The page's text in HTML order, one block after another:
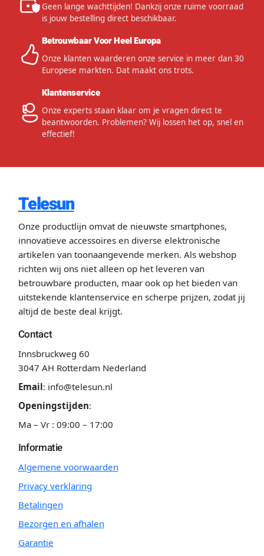
Geen lange wachttijden! Dankzij onze ruime voorraad
is jouw bestelling direct beschikbaar.
Betrouwbaar Voor Heel Europa
Onze klanten waarderen onze service in meer dan 30
Europese markten. Dat maakt ons trots.
Klantenservice
Onze experts staan klaar om je vragen direct te
beantwoorden. Problemen? Wij lossen het op, snel en
effectief!
Telesun
Onze productlijn omvat de nieuwste smartphones,
innovatieve accessoires en diverse elektronische
artikelen van toonaangevende merken. Als webshop
richten wij ons niet alleen op het leveren van
betrouwbare producten, maar ook op het bieden van
uitstekende klantenservice en scherpe prijzen, zodat jij
altijd de beste deal krijgt.
Contact
Innsbruckweg 60
3047 AH Rotterdam Nederland
Email: info@telesun.nl
Openingstijden:
Ma – Vr : 09:00 – 17:00
Informatie
Algemene voorwaarden
Privacy verklaring
Betalingen
Bezorgen en afhalen
Garantie